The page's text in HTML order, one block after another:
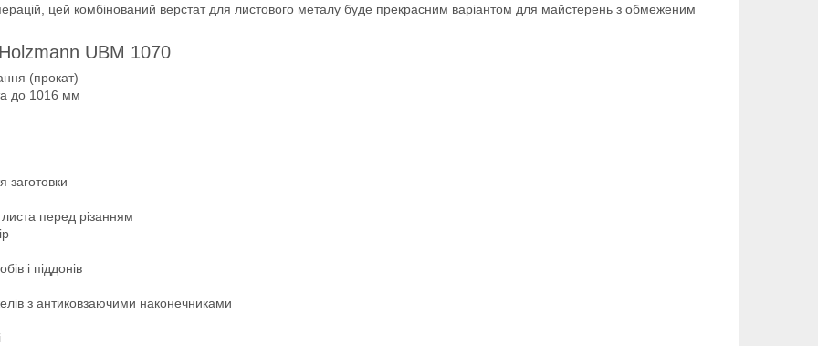
цей комбінований верстат для листового металу буде прекрасним варіантом для майстерень з обмеженим
UBM 1070
(прокат)
до 1016 мм
заготовки
перед різанням
і піддонів
з антиковзаючими наконечниками